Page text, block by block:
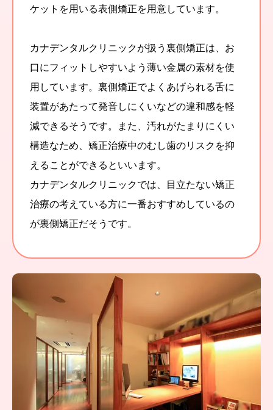
ケットを用いる表側矯正を用意しています。
カナデンタルクリニックが扱う裏側矯正は、お
口にフィットしやすいよう薄い金属の素材を使
用しています。裏側矯正でよくあげられる舌に
装置があたって発音しにくいなどの違和感を軽
減できるそうです。また、汚れがたまりにくい
構造なため、矯正治療中のむし歯のリスクを抑
えることができるといいます。
カナデンタルクリニックでは、目立たない矯正
治療の考えている方に一番おすすめしているの
が裏側矯正だそうです。